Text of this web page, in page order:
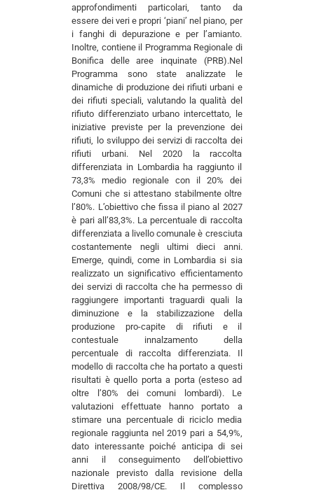
approfondimenti particolari, tanto da
essere dei veri e propri ‘piani’ nel piano, per
i fanghi di depurazione e per l’amianto.
Inoltre, contiene il Programma Regionale di
Bonifica delle aree inquinate (PRB).Nel
Programma sono state analizzate le
dinamiche di produzione dei rifiuti urbani e
dei rifiuti speciali, valutando la qualità del
rifiuto differenziato urbano intercettato, le
iniziative previste per la prevenzione dei
rifiuti, lo sviluppo dei servizi di raccolta dei
rifiuti urbani. Nel 2020 la raccolta
differenziata in Lombardia ha raggiunto il
73,3% medio regionale con il 20% dei
Comuni che si attestano stabilmente oltre
l’80%. L’obiettivo che fissa il piano al 2027
è pari all’83,3%. La percentuale di raccolta
differenziata a livello comunale è cresciuta
costantemente negli ultimi dieci anni.
Emerge, quindi, come in Lombardia si sia
realizzato un significativo efficientamento
dei servizi di raccolta che ha permesso di
raggiungere importanti traguardi quali la
diminuzione e la stabilizzazione della
produzione pro-capite di rifiuti e il
contestuale innalzamento della
percentuale di raccolta differenziata. Il
modello di raccolta che ha portato a questi
risultati è quello porta a porta (esteso ad
oltre l’80% dei comuni lombardi). Le
valutazioni effettuate hanno portato a
stimare una percentuale di riciclo media
regionale raggiunta nel 2019 pari a 54,9%,
dato interessante poiché anticipa di sei
anni il conseguimento dell’obiettivo
nazionale previsto dalla revisione della
Direttiva 2008/98/CE. Il complesso